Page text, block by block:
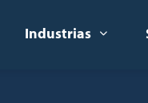
Industrias